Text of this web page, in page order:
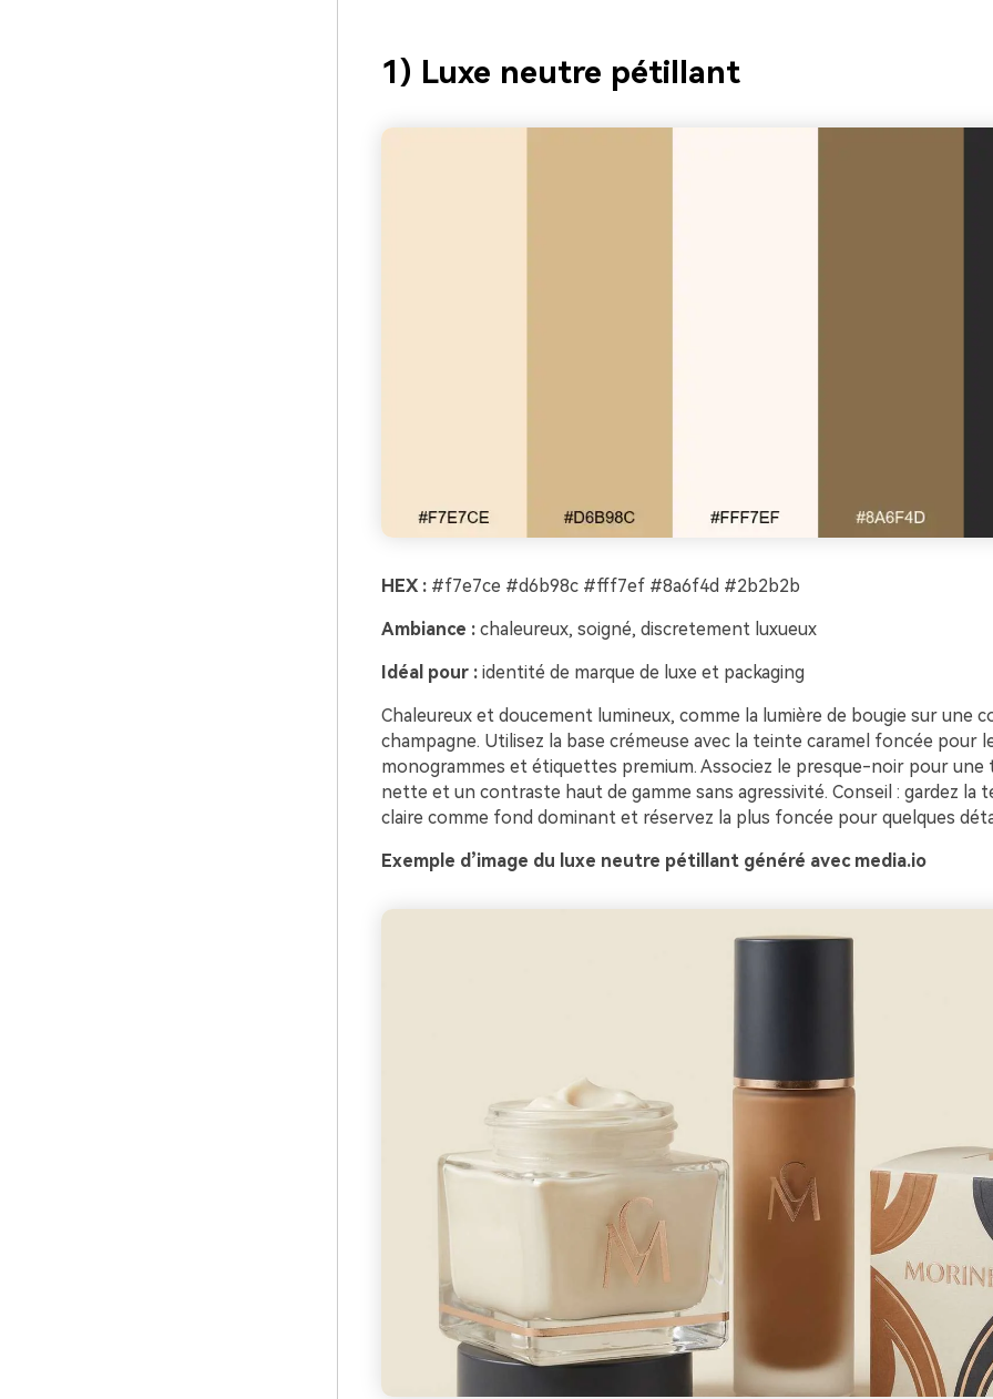
1) Luxe neutre pétillant
HEX :#f7e7ce #d6b98c #fff7ef #8a6f4d #2b2b2b
Ambiance :chaleureux, soigné, discretement luxueux
Idéal pour :identité de marque de luxe et packaging
Chaleureux et doucement lumineux, comme la lumière de bougie sur une
champagne. Utilisez la base crémeuse avec la teinte caramel foncée pour
monogrammes et étiquettes premium. Associez le presque-noir pour une
nette et un contraste haut de gamme sans agressivité. Conseil : gardez la
claire comme fond dominant et réservez la plus foncée pour quelques
Exemple d’image du luxe neutre pétillant généré avec media.io